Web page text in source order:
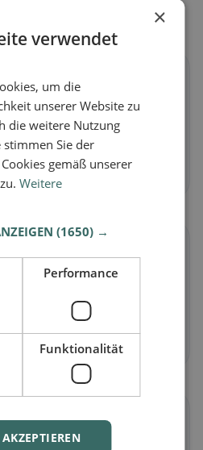
stile alimentare.
vegetariani
×
verwendet
um die
unserer Website zu
die weitere Nutzung
stimmen Sie der
gemäß unserer
zu.Weitere
(1650) →
Performance
Funktionalität